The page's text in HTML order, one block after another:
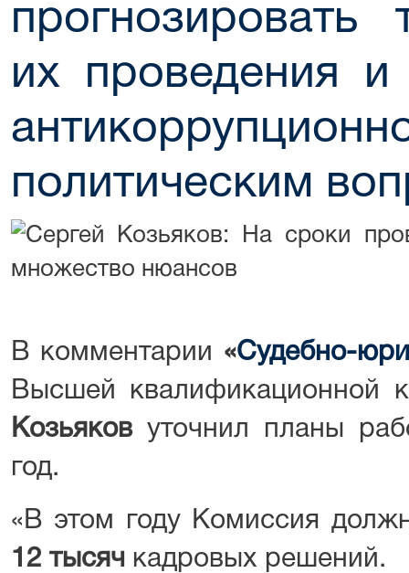
прогнозировать
их проведения и
политическим
В комментарии «Судебно-
Высшей квалификационной
Козьяковуточнил планы
год.
«В этом году Комиссия
12 тысяч кадровых решений.